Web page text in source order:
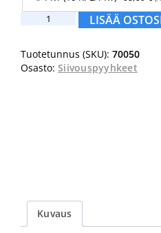
40
x
LISÄÄ
Tuotetunnus (SKU): 70050
Osasto: Siivouspyyhkeet
Kuvaus